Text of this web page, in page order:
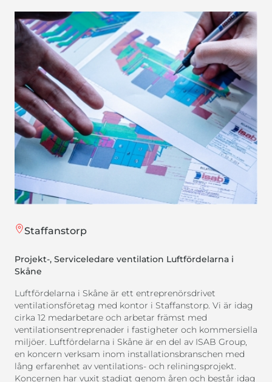
Staffanstorp
Projekt-, Serviceledare ventilation Luftfördelarna i
Skåne
Luftfördelarna i Skåne är ett entreprenörsdrivet
ventilationsföretag med kontor i Staffanstorp. Vi är idag
cirka 12 medarbetare och arbetar främst med
ventilationsentreprenader i fastigheter och kommersiella
miljöer. Luftfördelarna i Skåne är en del av ISAB Group,
en koncern verksam inom installationsbranschen med
lång erfarenhet av ventilations- och reliningsprojekt.
Koncernen har vuxit stadigt genom åren och består idag